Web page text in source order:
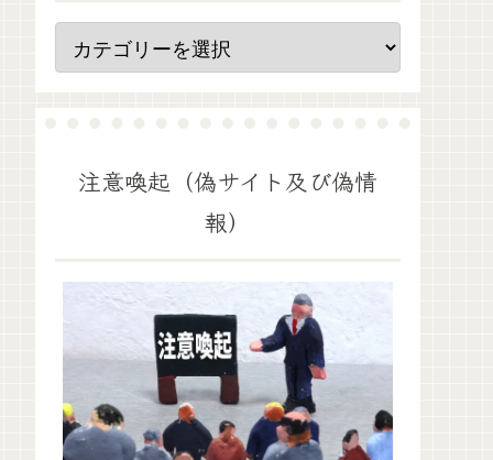
注意喚起（偽サイト及び偽情
報）